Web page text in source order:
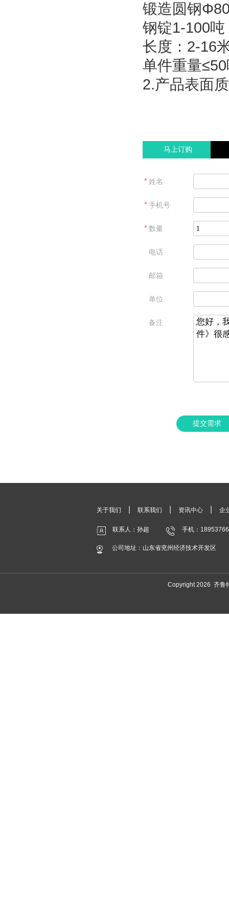
锻造圆钢
钢锭1-100
长度：2-16
单件重量
2.产品表面
马上订购
＊ 姓名
＊ 手机号
＊ 数量
电话
邮箱
单位
备注
提交需求
关于我们 联系我们 资讯中心 企
联系人：孙超 手机：
公司地址：山东省兖州经济技术开发区
Copyright 2026 齐